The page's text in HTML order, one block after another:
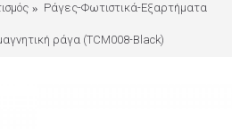
Ράγες-Φωτιστικά-Εξαρτήματα
ράγα (TCM008-Black)